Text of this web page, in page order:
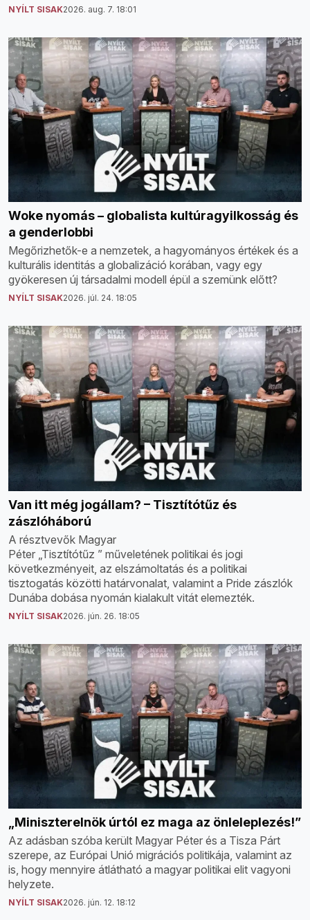
NYÍLT SISAK2026. aug. 7. 18:01
Woke nyomás – globalista kultúragyilkosság és
a genderlobbi
Megőrizhetők-e a nemzetek, a hagyományos értékek és a
kulturális identitás a globalizáció korában, vagy egy
gyökeresen új társadalmi modell épül a szemünk előtt?
NYÍLT SISAK2026. júl. 24. 18:05
Van itt még jogállam? – Tisztítótűz és
zászlóháború
A résztvevők Magyar
Péter „Tisztítótűz ” műveletének politikai és jogi
következményeit, az elszámoltatás és a politikai
tisztogatás közötti határvonalat, valamint a Pride zászlók
Dunába dobása nyomán kialakult vitát elemezték.
NYÍLT SISAK2026. jún. 26. 18:05
„Miniszterelnök úrtól ez maga az önleleplezés!”
Az adásban szóba került Magyar Péter és a Tisza Párt
szerepe, az Európai Unió migrációs politikája, valamint az
is, hogy mennyire átlátható a magyar politikai elit vagyoni
helyzete.
NYÍLT SISAK2026. jún. 12. 18:12